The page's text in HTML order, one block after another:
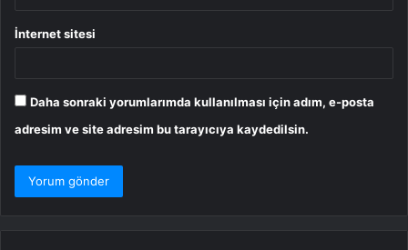
İnternet sitesi
Daha sonraki yorumlarımda kullanılması için adım, e-posta
adresim ve site adresim bu tarayıcıya kaydedilsin.